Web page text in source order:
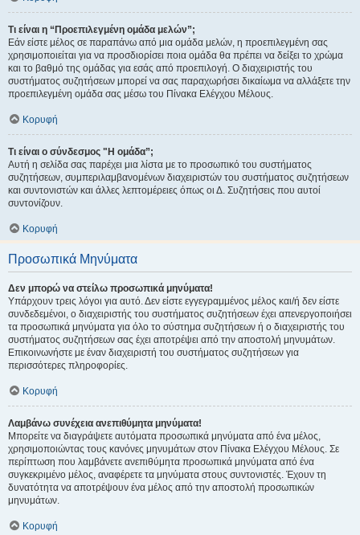
Τι είναι η “Προεπιλεγμένη ομάδα μελών”;
Εάν είστε μέλος σε παραπάνω από μια ομάδα μελών, η προεπιλεγμένη σας
χρησιμοποιείται για να προσδιορίσει ποια ομάδα θα πρέπει να δείξει το χρώμα
και το βαθμό της ομάδας για εσάς από προεπιλογή. Ο διαχειριστής του
συστήματος συζητήσεων μπορεί να σας παραχωρήσει δικαίωμα να αλλάξετε την
προεπιλεγμένη ομάδα σας μέσω του Πίνακα Ελέγχου Μέλους.
Κορυφή
Τι είναι ο σύνδεσμος "Η ομάδα”;
Αυτή η σελίδα σας παρέχει μια λίστα με το προσωπικό του συστήματος
συζητήσεων, συμπεριλαμβανομένων διαχειριστών του συστήματος συζητήσεων
και συντονιστών και άλλες λεπτομέρειες όπως οι Δ. Συζητήσεις που αυτοί
συντονίζουν.
Κορυφή
Προσωπικά Μηνύματα
Δεν μπορώ να στείλω προσωπικά μηνύματα!
Υπάρχουν τρεις λόγοι για αυτό. Δεν είστε εγγεγραμμένος μέλος και/ή δεν είστε
συνδεδεμένοι, ο διαχειριστής του συστήματος συζητήσεων έχει απενεργοποιήσει
τα προσωπικά μηνύματα για όλο το σύστημα συζητήσεων ή ο διαχειριστής του
συστήματος συζητήσεων σας έχει αποτρέψει από την αποστολή μηνυμάτων.
Επικοινωνήστε με έναν διαχειριστή του συστήματος συζητήσεων για
περισσότερες πληροφορίες.
Κορυφή
Λαμβάνω συνέχεια ανεπιθύμητα μηνύματα!
Μπορείτε να διαγράψετε αυτόματα προσωπικά μηνύματα από ένα μέλος,
χρησιμοποιώντας τους κανόνες μηνυμάτων στον Πίνακα Ελέγχου Μέλους. Σε
περίπτωση που λαμβάνετε ανεπιθύμητα προσωπικά μηνύματα από ένα
συγκεκριμένο μέλος, αναφέρετε τα μηνύματα στους συντονιστές. Έχουν τη
δυνατότητα να αποτρέψουν ένα μέλος από την αποστολή προσωπικών
μηνυμάτων.
Κορυφή